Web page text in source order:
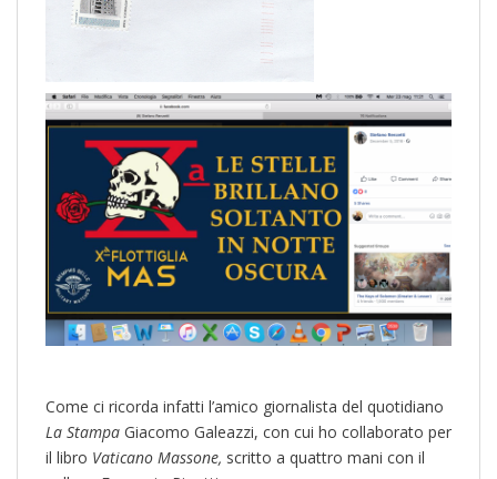
Come ci ricorda infatti l’amico giornalista del quotidiano
La Stampa Giacomo Galeazzi, con cui ho collaborato per
il libro Vaticano Massone, scritto a quattro mani con il